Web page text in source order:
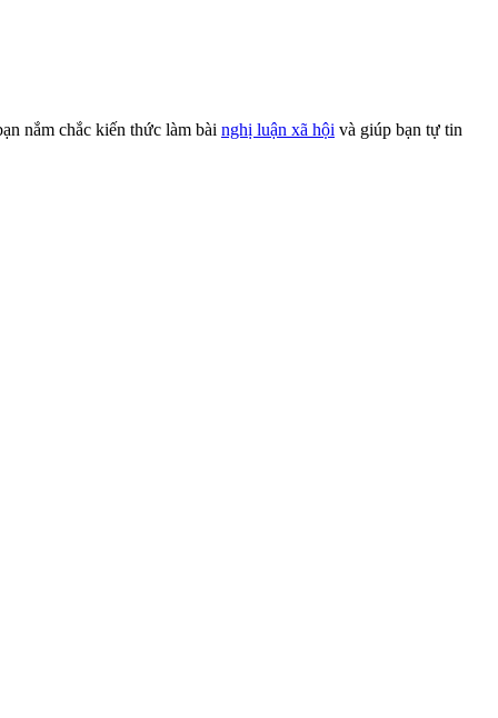
nắm chắc kiến thức làm bài nghị luận xã hội và giúp bạn tự tin